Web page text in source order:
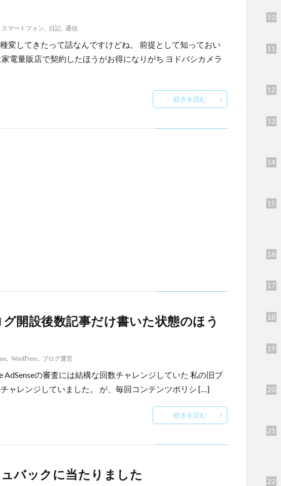
スマートフォン 日記 通信
変してきたって話なんですけどね。 前提として知っておい
電量販店で契約したほうがお得になりがち ヨドバシカメラ
続きを読む
開設後数記事だけ書いた状態のほう
WordPress ブログ運営
の審査には結構な回数チャレンジしていた 私の旧ブ
ャレンジしていました。 が、毎回コンテンツポリシ […]
続きを読む
バックに当たりました